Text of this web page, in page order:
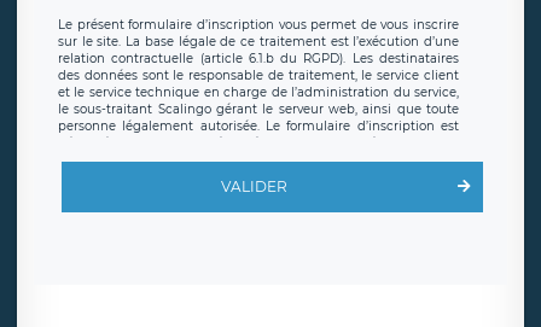
Le présent formulaire d’inscription vous permet de vous inscrire
sur le site. La base légale de ce traitement est l’exécution d’une
relation contractuelle (article 6.1.b du RGPD). Les destinataires
des données sont le responsable de traitement, le service client
et le service technique en charge de l’administration du service,
le sous-traitant Scalingo gérant le serveur web, ainsi que toute
personne légalement autorisée. Le formulaire d’inscription est
offrant desclauses de protection conformes au RGPD. Les
en sollicite la suppression, étant entendu que vous pouvez
demander la suppression de vos données et retirer votre
VALIDER